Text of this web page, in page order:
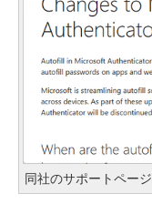
同社のサポートページ